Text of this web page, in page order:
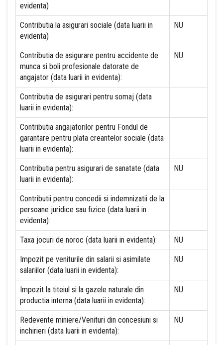
evidenta)
Contributia la asigurari sociale (data luarii in
evidenta)
NU
Contributia de asigurare pentru accidente de
munca si boli profesionale datorate de
angajator (data luarii in evidenta):
NU
Contributia de asigurari pentru somaj (data
luarii in evidenta):
Contributia angajatorilor pentru Fondul de
garantare pentru plata creantelor sociale (data
luarii in evidenta):
Contributia pentru asigurari de sanatate (data
luarii in evidenta):
NU
Contributii pentru concedii si indemnizatii de la
persoane juridice sau fizice (data luarii in
evidenta):
Taxa jocuri de noroc (data luarii in evidenta): NU
Impozit pe veniturile din salarii si asimilate
salariilor (data luarii in evidenta):
NU
Impozit la titeiul si la gazele naturale din
productia interna (data luarii in evidenta):
NU
Redevente miniere/Venituri din concesiuni si
inchirieri (data luarii in evidenta):
NU